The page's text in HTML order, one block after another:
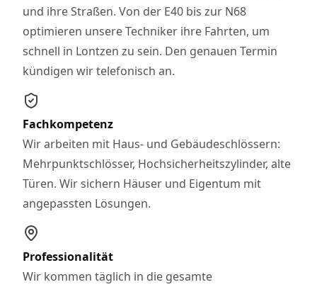
und ihre Straßen. Von der E40 bis zur N68
optimieren unsere Techniker ihre Fahrten, um
schnell in Lontzen zu sein. Den genauen Termin
kündigen wir telefonisch an.
Fachkompetenz
Wir arbeiten mit Haus- und Gebäudeschlössern:
Mehrpunktschlösser, Hochsicherheitszylinder, alte
Türen. Wir sichern Häuser und Eigentum mit
angepassten Lösungen.
Professionalität
Wir kommen täglich in die gesamte